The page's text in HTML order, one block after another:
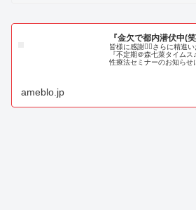
『金欠で都内潜伏中(笑
皆様に感謝🙇‍♂️さらに精進
『不定期＠森七菜タイム
性療法セミナーのお知らせ
ameblo.jp